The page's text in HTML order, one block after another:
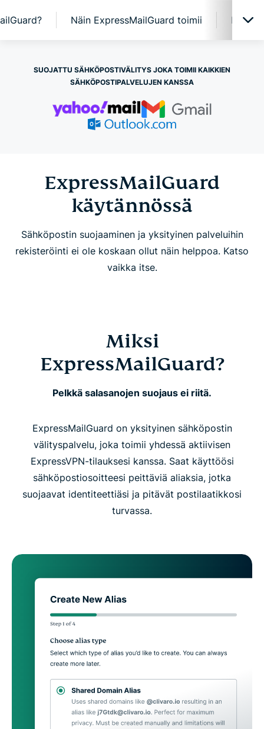
Näin ExpressMailGuard toimii
ExpressMailGuard käytännössä
Miksi ExpressMailGuard?
ExpressMailGuardin ominaisuudet
Usein kysyttyä
SUOJATTU SÄHKÖPOSTIVÄLITYS JOKA TOIMII KAIKKIEN
SÄHKÖPOSTIPALVELUJEN KANSSA
ExpressMailGuard
käytännössä
Sähköpostin suojaaminen ja yksityinen palveluihin
rekisteröinti ei ole koskaan ollut näin helppoa. Katso
vaikka itse.
Miksi
ExpressMailGuard?
Pelkkä salasanojen suojaus ei riitä.
ExpressMailGuard on yksityinen sähköpostin
välityspalvelu, joka toimii yhdessä aktiivisen
ExpressVPN-tilauksesi kanssa. Saat käyttöösi
sähköpostiosoitteesi peittäviä aliaksia, jotka
suojaavat identiteettiäsi ja pitävät postilaatikkosi
turvassa.